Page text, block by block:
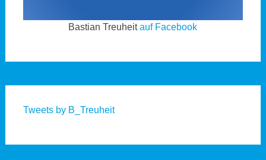
Bastian Treuheitauf Facebook
Tweets by B_Treuheit